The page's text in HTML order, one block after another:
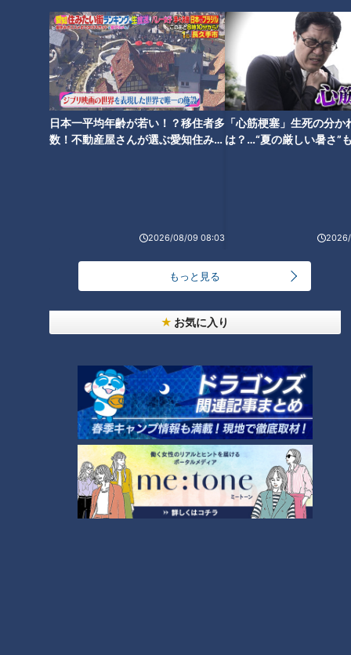
日本一平均年齢が若い！？移住者多
数！不動産屋さんが選ぶ愛知住みた
2026/08/09 08:03
「心筋梗塞」生死の分か
は？…“夏の厳しい暑さ”
もっと見る
お気に入り
「素揚げじゃが芋の香味みそあ
え」の作り方【キユーピー３分
クッキング】
「鶏天と椎茸、ぎんなんの天ぷ
ら」の作り方【キユーピー３分
クッキング】
「れんこんとおかひじきの梅肉
分クッキング】
「白菜と豚こまのシャキシャキ
分クッキング】
番組紹介